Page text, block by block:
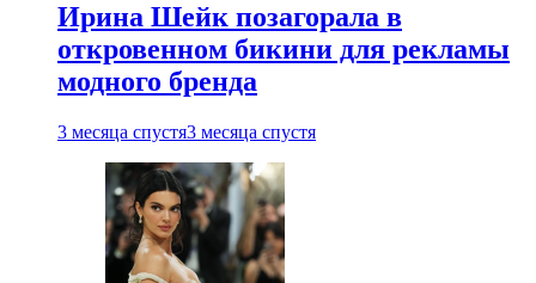
Ирина Шейк позагорала в
откровенном бикини для рекламы
модного бренда
3 месяца спустя3 месяца спустя